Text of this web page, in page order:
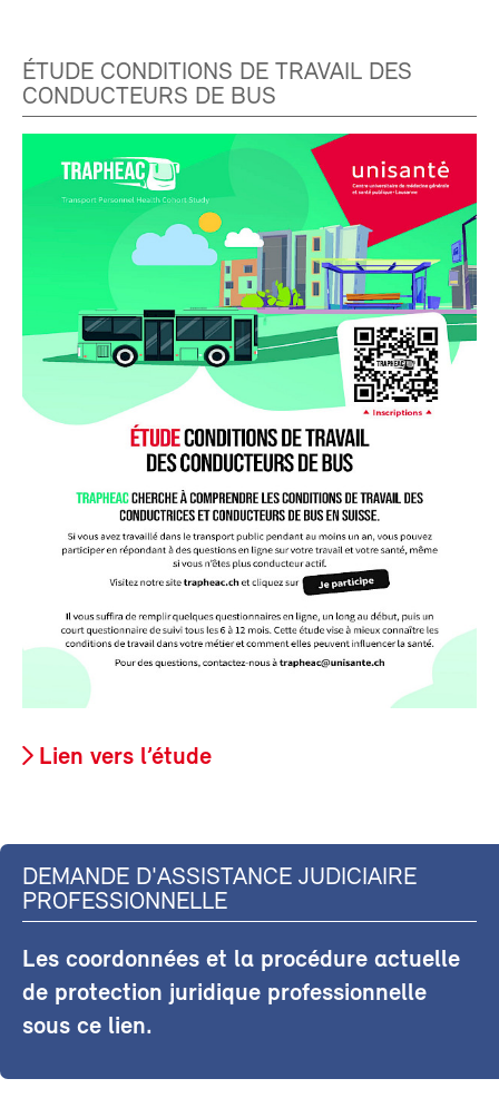
ÉTUDE CONDITIONS DE TRAVAIL DES
CONDUCTEURS DE BUS
Lien vers l’étude
DEMANDE D'ASSISTANCE JUDICIAIRE
PROFESSIONNELLE
Les coordonnées et la procédure actuelle
de protection juridique professionnelle
sous ce lien.